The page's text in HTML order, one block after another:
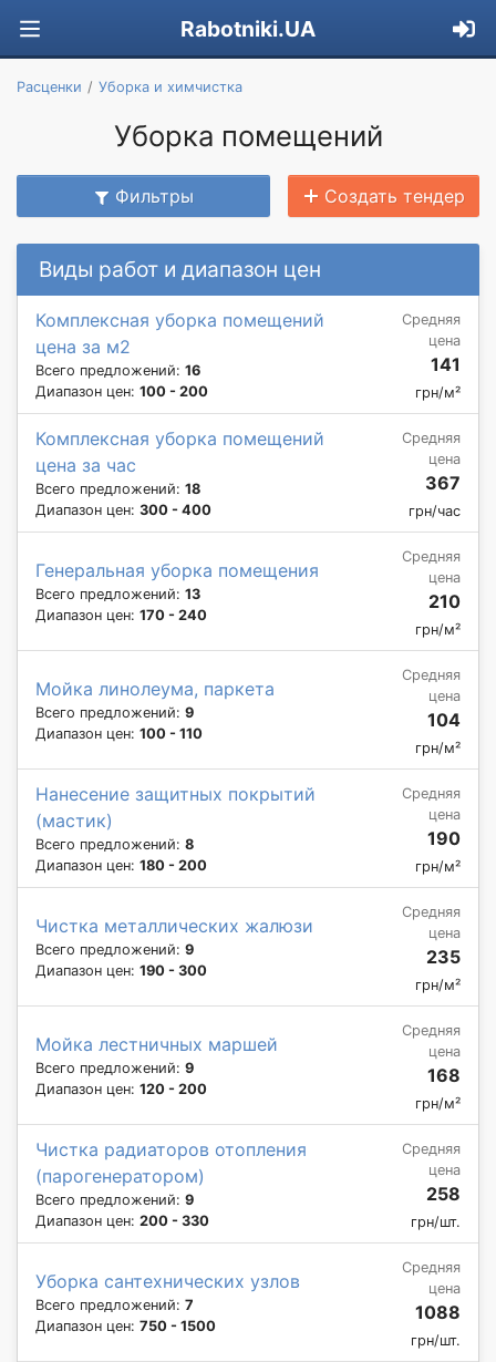
Rabotniki.UA
Расценки Уборка и химчистка
Уборка помещений
Фильтры Создать тендер
Виды работ и диапазон цен
Комплексная уборка помещений
цена за м2
Всего предложений: 16
Диапазон цен: 100 - 200
Средняя
цена
141
грн/м²
Комплексная уборка помещений
цена за час
Всего предложений: 18
Диапазон цен: 300 - 400
Средняя
цена
367
грн/час
Генеральная уборка помещения
Всего предложений: 13
Диапазон цен: 170 - 240
Средняя
цена
210
грн/м²
Мойка линолеума, паркета
Всего предложений: 9
Диапазон цен: 100 - 110
Средняя
цена
104
грн/м²
Нанесение защитных покрытий
(мастик)
Всего предложений: 8
Диапазон цен: 180 - 200
Средняя
цена
190
грн/м²
Чистка металлических жалюзи
Всего предложений: 9
Диапазон цен: 190 - 300
Средняя
цена
235
грн/м²
Мойка лестничных маршей
Всего предложений: 9
Диапазон цен: 120 - 200
Средняя
цена
168
грн/м²
Чистка радиаторов отопления
(парогенератором)
Всего предложений: 9
Диапазон цен: 200 - 330
Средняя
цена
258
грн/шт.
Уборка сантехнических узлов
Всего предложений: 7
Диапазон цен: 750 - 1500
Средняя
цена
1088
грн/шт.